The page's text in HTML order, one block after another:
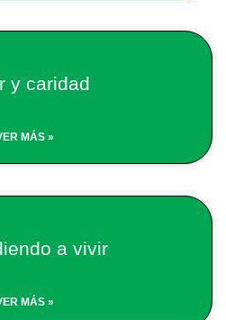
y caridad
MÁS »
a vivir
MÁS »